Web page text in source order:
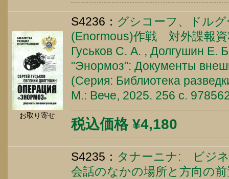
お取り寄せ
S4236： グシコーフ、ドル
(Enormous)作戦 対外諜報資
Гуськов С. А. , Долгушин Е.
"Энормоз": Документы
(Серия: Библиотека
М.: Вече, 2025. 256 c.
税込価格 ¥4,180
S4235： タナーニナ: ビジ
会話のなかの場所と方向の